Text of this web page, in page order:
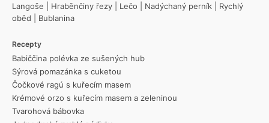
Langoše
Hraběnčiny řezy Lečo Nadýchaný perník
Rychlý
oběd
Bublanina
Recepty
Babiččina polévka ze sušených hub
Sýrová pomazánka s cuketou
Čočkové ragú s kuřecím masem
Krémové orzo s kuřecím masem a zeleninou
Tvarohová bábovka